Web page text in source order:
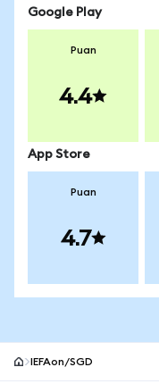
Google Play
Puan
4.4
App Store
Puan
4.7
IEFAon/SGD